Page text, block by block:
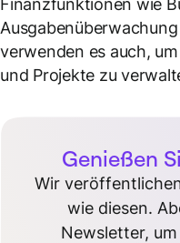
Finanzfunktionen wie
verwenden es auch,
und Projekte zu
Genießen
Wir
wie diesen.
Newsletter,